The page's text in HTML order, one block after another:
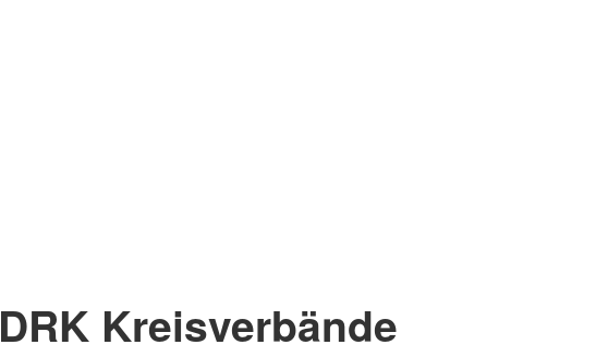
DRK Kreisverbände